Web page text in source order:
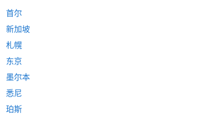
首尔
新加坡
札幌
东京
墨尔本
悉尼
珀斯